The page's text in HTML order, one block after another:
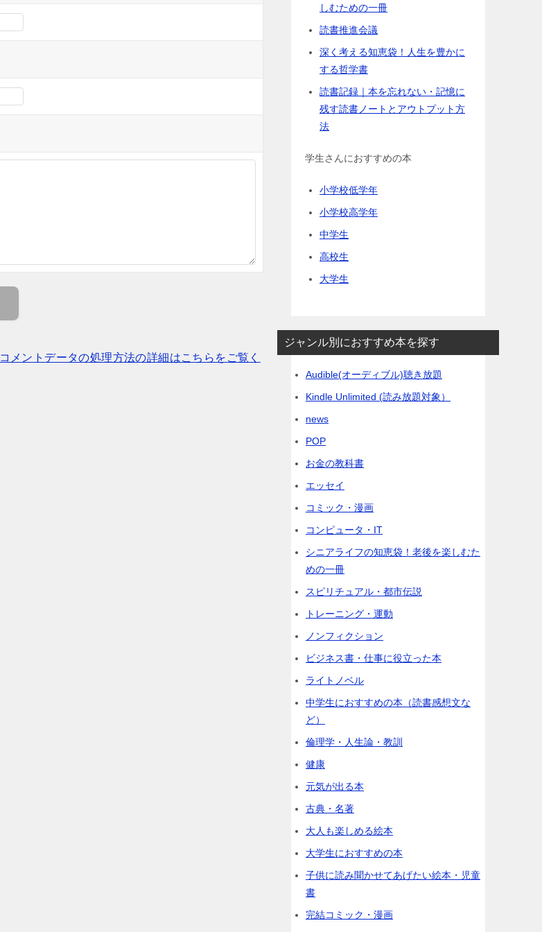
コメントデータの処理方法の詳細はこちらをご覧く
しむための一冊
読書推進会議
深く考える知恵袋！人生を豊かに
する哲学書
読書記録｜本を忘れない・記憶に
残す読書ノートとアウトプット方
法
学生さんにおすすめの本
小学校低学年
小学校高学年
中学生
高校生
大学生
ジャンル別におすすめ本を探す
Audible(オーディブル)聴き放題
Kindle Unlimited (読み放題対象）
news
POP
お金の教科書
エッセイ
コミック・漫画
コンピュータ・IT
シニアライフの知恵袋！老後を楽しむた
めの一冊
スピリチュアル・都市伝説
トレーニング・運動
ノンフィクション
ビジネス書・仕事に役立った本
ライトノベル
中学生におすすめの本（読書感想文な
ど）
倫理学・人生論・教訓
健康
元気が出る本
古典・名著
大人も楽しめる絵本
大学生におすすめの本
子供に読み聞かせてあげたい絵本・児童
書
完結コミック・漫画